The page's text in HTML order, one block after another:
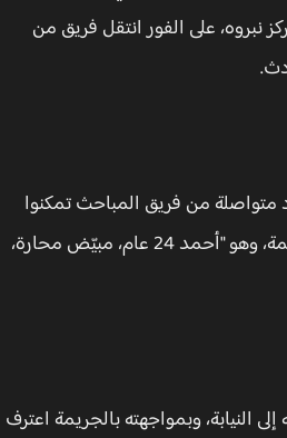
على الفور انتقل فريق من
من فريق المباحث تمكنوا
من الوصول إلى مرتكب الجريمة، وهو "أحمد 24 عام، مبيّض محارة،
وبمواجهته بالجريمة اعترف